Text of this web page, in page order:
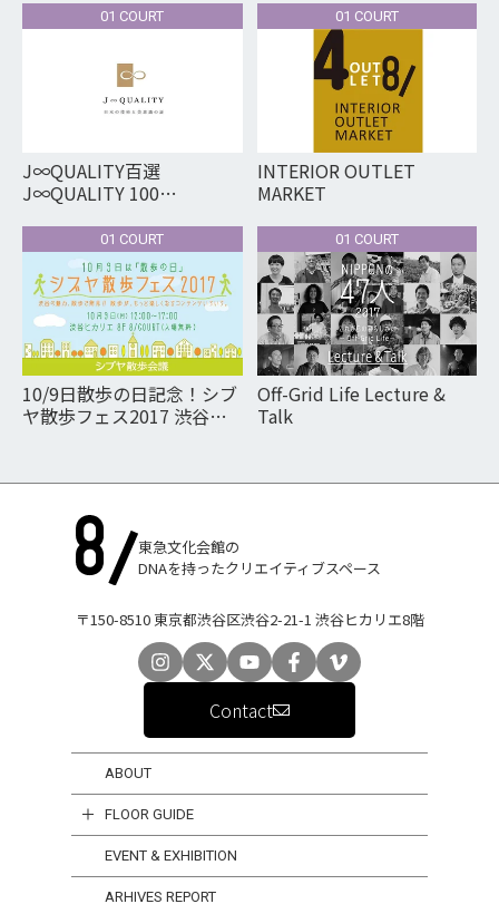
TOKYO Announcement of
the winner
会 “Slowing Down Fast
Fashion”Documentary
Japan Premiere
01 COURT
J∞QUALITY百選
J∞QUALITY 100
01 COURT
INTERIOR OUTLET
MARKET
01 COURT
10/9日散歩の日記念！シブ
ヤ散歩フェス2017 渋谷の
テンツいろいろ。
01 COURT
Off-Grid Life Lecture &
Talk
東急文化会館の
DNAを持ったクリエイティブスペース
〒150-8510 東京都渋谷区渋谷2-21-1 渋谷ヒカリエ8階
Contact
ABOUT
FLOOR GUIDE
EVENT & EXHIBITION
ARHIVES REPORT